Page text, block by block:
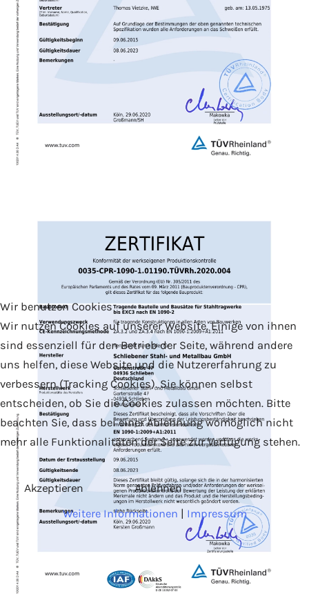
PDF-Ansicht
Wir benutzen Cookies
Wir nutzen Cookies auf unserer Website. Einige von ihnen
sind essenziell für den Betrieb der Seite, während andere
uns helfen, diese Website und die Nutzererfahrung zu
verbessern (Tracking Cookies). Sie können selbst
entscheiden, ob Sie die Cookies zulassen möchten. Bitte
beachten Sie, dass bei einer Ablehnung womöglich nicht
mehr alle Funktionalitäten der Seite zur Verfügung stehen.
Akzeptieren Ablehnen
Weitere Informationen | Impressum